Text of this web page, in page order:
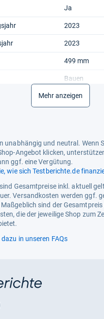
Ja
2023
2023
499 mm
Bauen
Bauarbeiter
60391
Lego CITY
Baustelle
299 mm
Kunststoff
Vollständiges
Mehr anzeigen
unabhängig und neutral. Wenn
Angebot klicken,
ggf. eine Vergütung.
wie sich Testberichte.de
Gesamtpreise inkl. aktuell
Versandkosten werden ggf.
sind der Gesamtpreis
die der jeweilige Shop zum
in unseren FAQs